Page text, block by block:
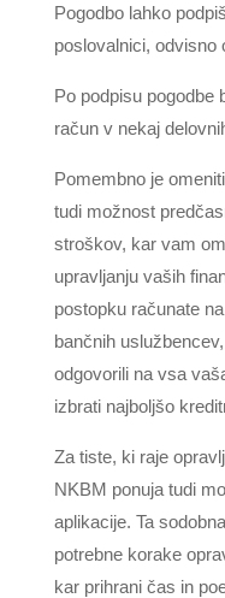
Pogodbo lahko
poslovalnici, odvisno
Po podpisu pogodbe
račun v nekaj
Pomembno je
tudi možnost
stroškov, kar vam
upravljanju vaših
postopku računate
bančnih
odgovorili na vsa
izbrati najboljšo
Za tiste, ki raje
NKBM ponuja tudi
aplikacije. Ta
potrebne korake
kar prihrani čas in